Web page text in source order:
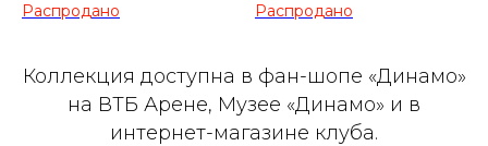
Коллекция доступна в фан-шопе «Динамо»
на ВТБ Арене, Музее «Динамо» и в
интернет-магазине клуба.